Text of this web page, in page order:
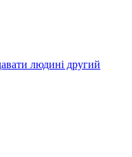
людині другий